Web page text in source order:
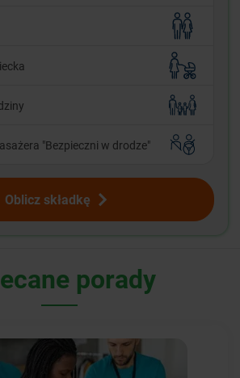
"Bezpieczni w drodze"
Oblicz składkę
porady